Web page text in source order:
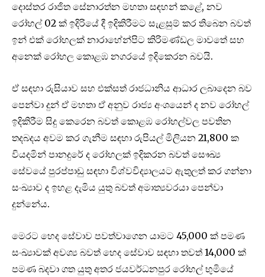
දොස්තර රාජිත සේනාරත්න මහතා සඳහන් කළේ, නව
රෝහල් 02 ක් ඉදිරියේ දී ඉදිකිරීමට සැළසුම් කර තිබෙන බවත්
ඉන් එක් රෝහලක් නාරාහේන්පිට කිරිමණ්ඩල මාවතේ සහ
අනෙක් රෝහල කොළඹ නගරයේ ඉදිකෙරන බවයි.
ඒ සඳහා රුසියාව සහ එක්සත් රාජධානිය ආධාර ලබාදෙන බව
පෙන්වා දුන් ඒ මහතා ඒ අනුව රාජ්‍ය අංශයෙන් ද නව රෝහල්
ඉදිකිරීම සිදු කෙරෙන බවත් කොළඹ රෝහල්වල පවතින
තදබදය අවම කර ගැනීම සඳහා රුපියල් මිලියන 21,800 ක
වියදමින් පානදුරේ ද රෝහලක් ඉදිකරන බවත් සෞඛ්‍ය
සේවයේ පුරප්පාඩු සඳහා විශ්වවිද්‍යාලයට ඇතුලත් කර ගන්නා
සංඛ්‍යාව ද ඉහළ දැමිය යුතු බවත් අමාත්‍යවරයා පෙන්වා
දුන්නේය.
මෙරට හෙද සේවාව පවත්වාගෙන යාමට 45,000 ක් පමණ
සංඛ්‍යාවක් අවශ්‍ය බවත් හෙද සේවාව සඳහා තවත් 14,000 ක්
පමණ බදවා ගත යුතු අතර ජයවර්ධනපුර රෝහල් භුමියේ